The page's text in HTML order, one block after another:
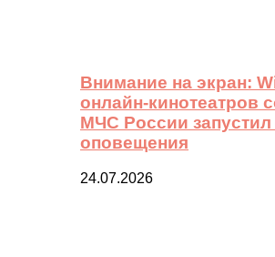
Внимание на экран:
онлайн-кинотеатров
МЧС России запустил
оповещения
24.07.2026